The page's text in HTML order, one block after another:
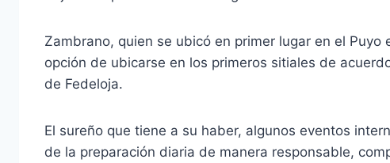
Zambrano, quien se ubicó en primer lugar en el
opción de ubicarse en los primeros sitiales de
de Fedeloja.
El sureño que tiene a su haber, algunos eventos
de la preparación diaria de manera responsable,